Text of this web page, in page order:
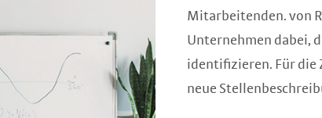
Mitarbeitenden. von
Unternehmen dabei,
identifizieren. Für die
neue